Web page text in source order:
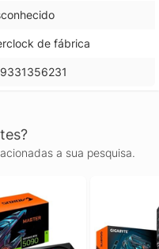
de fábrica
a sua pesquisa.